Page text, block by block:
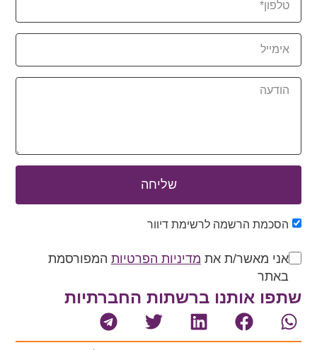
הסכמת הרשמה לרשימת דיוור
אני מאשר/ת את מדיניות הפרטיות המפורסמת
באתר
שליחה
שתפו אותנו ברשתות החברתיות